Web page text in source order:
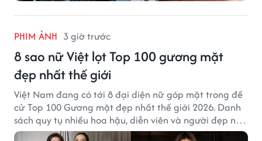
PHIM ẢNH 3 giờ trước
8 sao nữ Việt lọt Top 100 gương mặt
đẹp nhất thế giới
Việt Nam đang có tới 8 đại diện nữ góp mặt trong đề
cử Top 100 Gương mặt đẹp nhất thế giới 2026. Danh
sách quy tụ nhiều hoa hậu, diễn viên và người đẹp nổi
tiếng của showbiz Việt.